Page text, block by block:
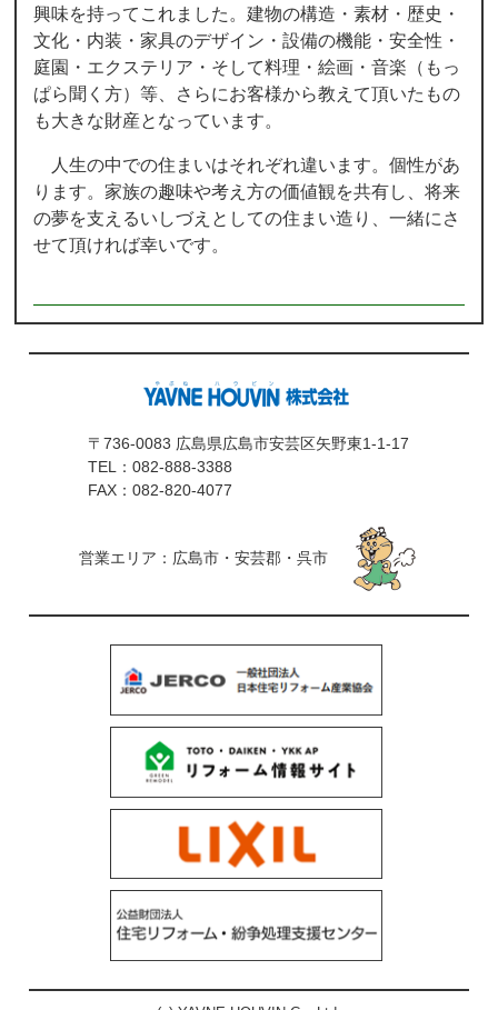
興味を持ってこれました。建物の構造・素材・歴史・
文化・内装・家具のデザイン・設備の機能・安全性・
庭園・エクステリア・そして料理・絵画・音楽（もっ
ぱら聞く方）等、さらにお客様から教えて頂いたもの
も大きな財産となっています。
人生の中での住まいはそれぞれ違います。個性があ
ります。家族の趣味や考え方の価値観を共有し、将来
の夢を支えるいしづえとしての住まい造り、一緒にさ
せて頂ければ幸いです。
〒736-0083 広島県広島市安芸区矢野東1-1-17
TEL：082-888-3388
FAX：082-820-4077
営業エリア：広島市・安芸郡・呉市